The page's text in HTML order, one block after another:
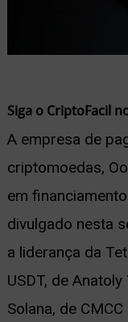
Siga o CriptoFacil
A empresa de
criptomoedas,
em
divulgado nesta
a liderança da
USDT, de
Solana, de